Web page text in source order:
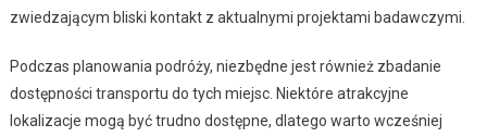
zwiedzającym bliski kontakt z aktualnymi projektami badawczymi.
Podczas planowania podróży, niezbędne jest również zbadanie
dostępności transportu do tych miejsc. Niektóre atrakcyjne
lokalizacje mogą być trudno dostępne, dlatego warto wcześniej